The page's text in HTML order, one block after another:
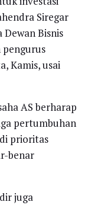
Siregar
Bisnis
pengurus
Kamis, usai
AS berharap
pertumbuhan
prioritas
benar
juga